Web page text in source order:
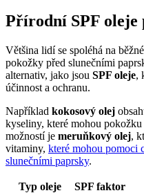
Přírodní SPF oleje
Většina lidí se spoléhá na
pokožky před slunečními
alternativ, jako jsou SPF oleje,
účinnost a ochranu.
Například kokosový olej
kyseliny, které mohou
možností je meruňkový olej,
vitaminy, které mohou pomoci
slunečními paprsky.
Typ oleje
SPF faktor